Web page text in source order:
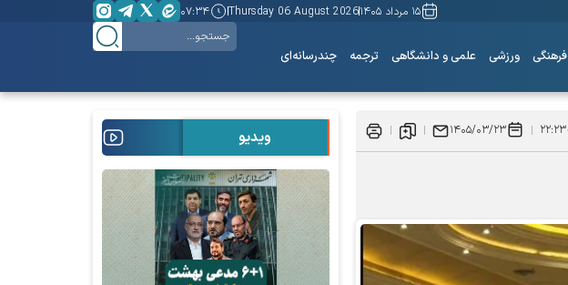
۱۵ مرداد ۱۴۰۵ Thursday 06 August 2026 ۰۷:۳۴
فرهنگی ورزشی علمی و دانشگاهی ترجمه چندرسانه‌ای
۲۲:۲۳ ۱۴۰۵/۰۳/۲۳ ویدیو